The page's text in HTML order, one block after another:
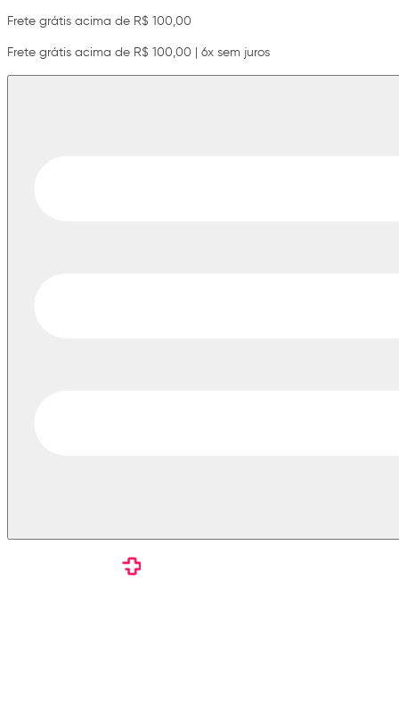
Frete grátis acima de R$ 100,00
Frete grátis acima de R$ 100,00 | 6x sem juros